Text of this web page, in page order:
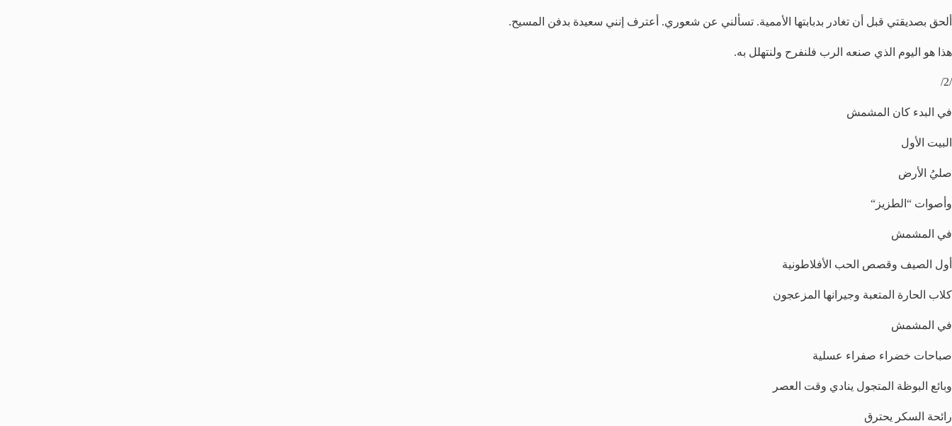
ألحق بصديقتي قبل أن تغادر بدبابتها الأممية. تسألني عن شعوري. أعترف إنني سعيدة بدفن المسيح.
هذا هو اليوم الذي صنعه الرب فلنفرح ولنتهلل به.
/2/
في البدء كان المشمش
البيت الأول
صليُ الأرض
وأصوات “الطزيز“
في المشمش
أول الصيف وقصص الحب الأفلاطونية
كلاب الحارة المتعبة وجيرانها المزعجون
في المشمش
صباحات خضراء صفراء عسلية
وبائع البوظة المتجول ينادي وقت العصر
رائحة السكر يحترق